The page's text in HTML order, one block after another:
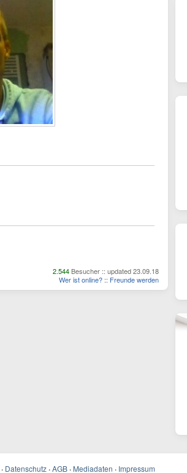
2.544 Besucher :: updated 23.09.18
Wer ist online? :: Freunde werden
· Datenschutz · AGB · Mediadaten · Impressum